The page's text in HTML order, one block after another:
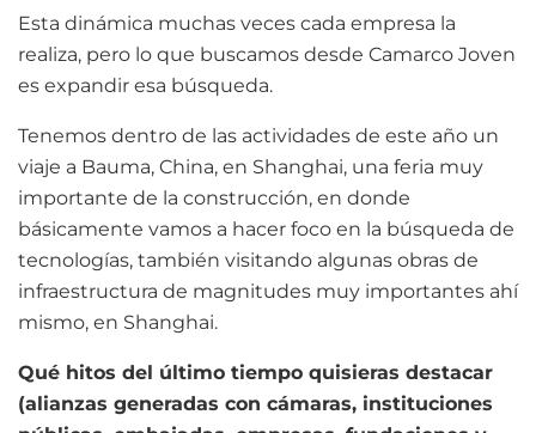
Esta dinámica muchas veces cada empresa la
realiza, pero lo que buscamos desde Camarco Joven
es expandir esa búsqueda.
Tenemos dentro de las actividades de este año un
viaje a Bauma, China, en Shanghai, una feria muy
importante de la construcción, en donde
básicamente vamos a hacer foco en la búsqueda de
tecnologías, también visitando algunas obras de
infraestructura de magnitudes muy importantes ahí
mismo, en Shanghai.
Qué hitos del último tiempo quisieras destacar
(alianzas generadas con cámaras, instituciones